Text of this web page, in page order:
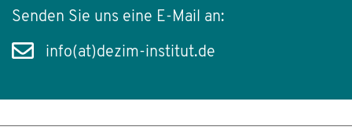
Senden Sie uns eine E-Mail an:
info(at)dezim-institut.de